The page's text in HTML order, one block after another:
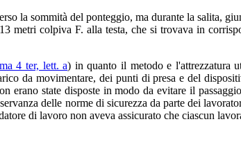
la sommità del ponteggio, ma durante la salita,
metri colpiva F. alla testa, che si trovava in
4 ter, lett. a) in quanto il metodo e l'attrezzatura
da movimentare, dei punti di presa e del
erano state disposte in modo da evitare il
delle norme di sicurezza da parte dei
di lavoro non aveva assicurato che ciascun